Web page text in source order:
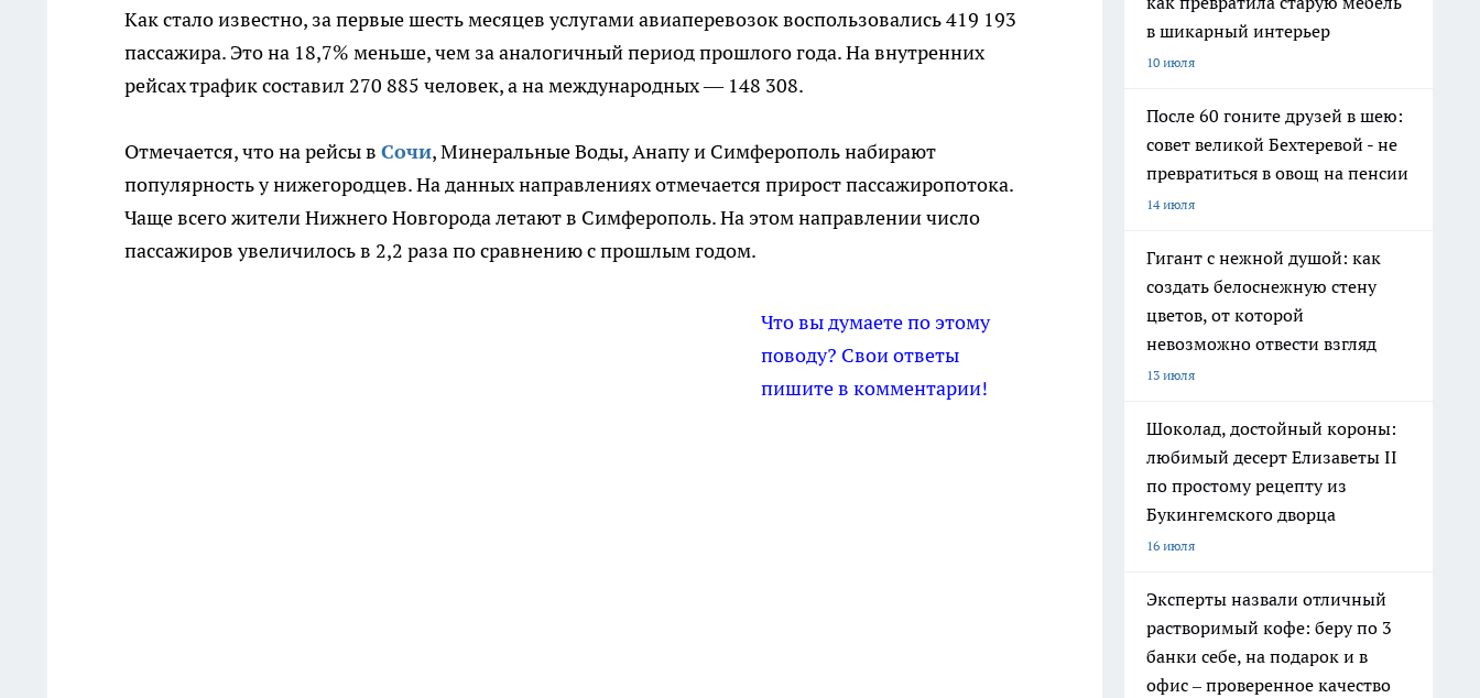
Как стало известно, за первые шесть месяцев услугами авиаперевозок воспользовались 419 193
пассажира. Это на 18,7% меньше, чем за аналогичный период прошлого года. На внутренних
рейсах трафик составил 270 885 человек, а на международных — 148 308.
Отмечается, что на рейсы в Сочи, Минеральные Воды, Анапу и Симферополь набирают
популярность у нижегородцев. На данных направлениях отмечается прирост пассажиропотока.
Чаще всего жители Нижнего Новгорода летают в Симферополь. На этом направлении число
пассажиров увеличилось в 2,2 раза по сравнению с прошлым годом.
Что вы думаете по этому
поводу? Свои ответы
пишите в комментарии!
в шикарный интерьер
10 июля
После 60 гоните друзей в шею:
совет великой Бехтеревой - не
превратиться в овощ на пенсии
14 июля
Гигант с нежной душой: как
создать белоснежную стену
цветов, от которой
невозможно отвести взгляд
13 июля
Шоколад, достойный короны:
любимый десерт Елизаветы II
по простому рецепту из
Букингемского дворца
16 июля
Эксперты назвали отличный
растворимый кофе: беру по 3
банки себе, на подарок и в
офис – проверенное качество